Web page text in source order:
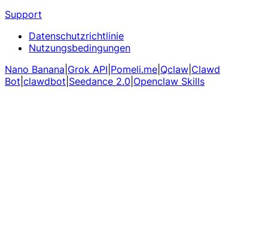
Support
Datenschutzrichtlinie
Nutzungsbedingungen
Nano Banana Grok API Pomeli.me Qclaw Clawd
Bot clawdbot Seedance 2.0 Openclaw Skills